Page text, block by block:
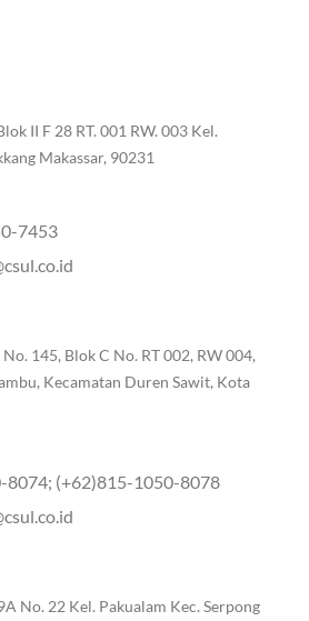
II F 28 RT. 001 RW. 003 Kel.
Makassar, 90231
7453
145, Blok C No. RT 002, RW 004,
Kecamatan Duren Sawit, Kota
8074; (+62)815-1050-8078
No. 22 Kel. Pakualam Kec. Serpong